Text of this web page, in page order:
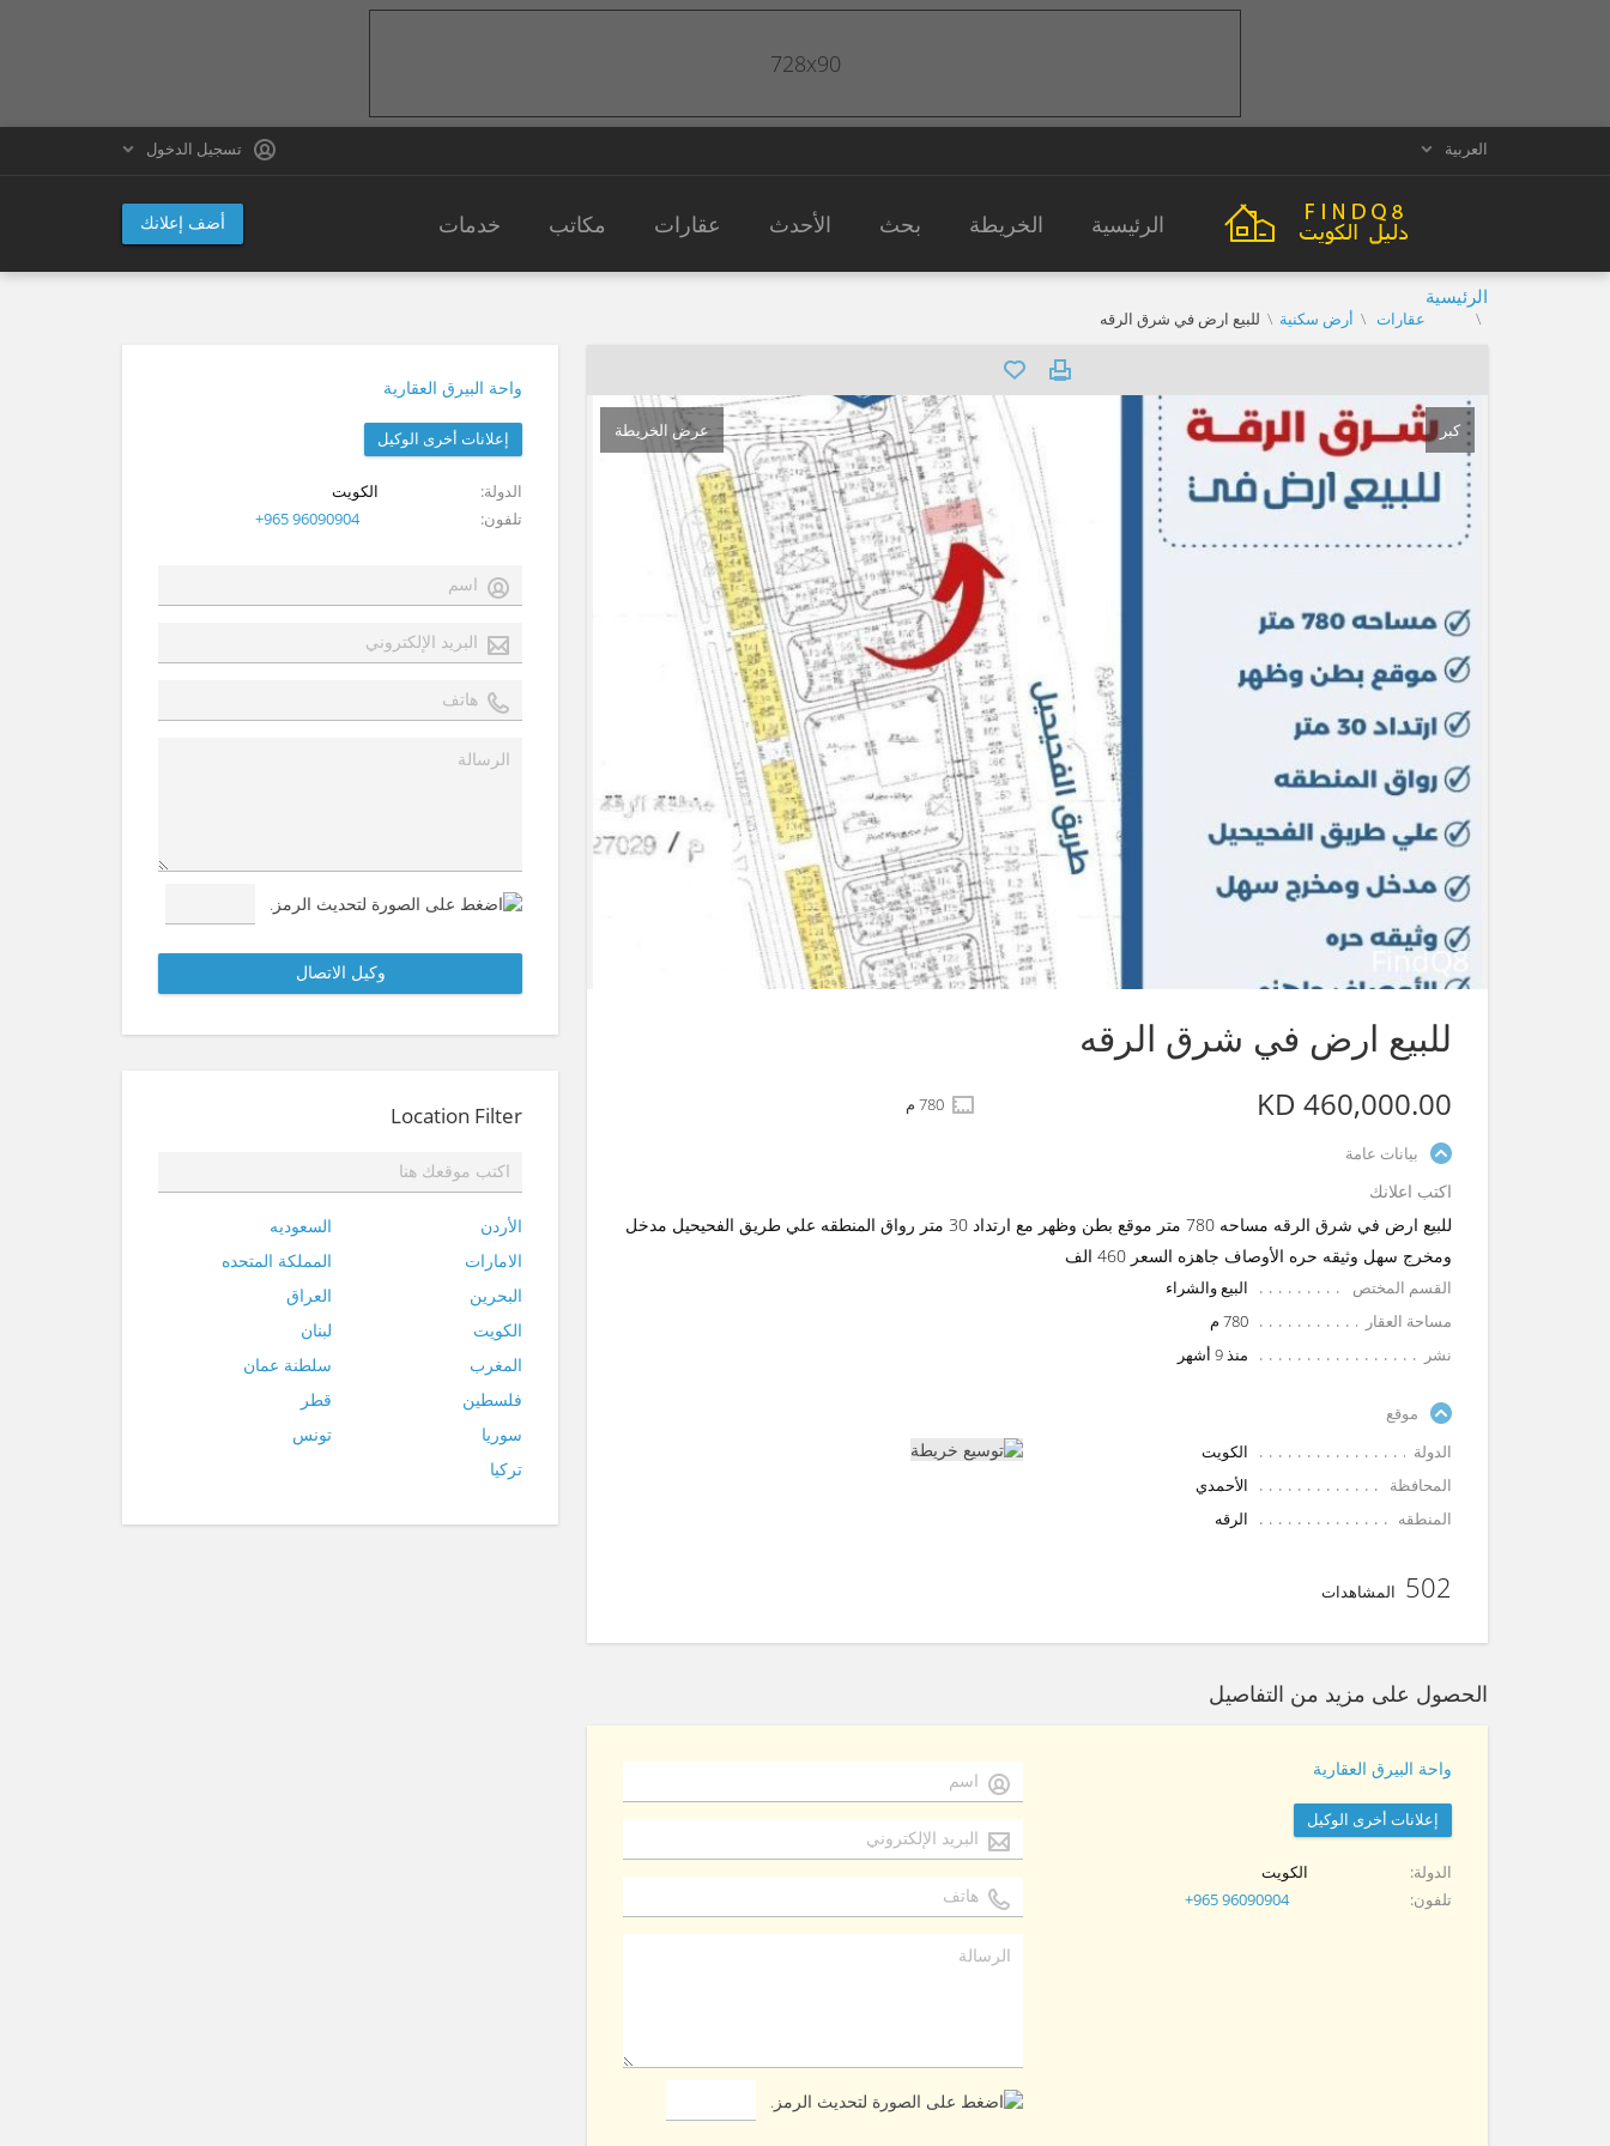
العربية تسجيل الدخول
أضف إعلانك الرئيسية الخريطة بحث الأحدث عقارات مكاتب خدمات
الرئيسية
عقارات أرض سكنية للبيع ارض في شرق الرقه
واحة البيرق العقارية
إعلانات أخرى الوكيل
الدولة
الكويت
تلفون
+965 96090904
Location Filter
الأردن
السعوديه
الامارات
المملكة المتحده
البحرين
العراق
الكويت
لبنان
المغرب
سلطنة عمان
فلسطين
قطر
سوريا
تونس
تركيا
كبر عرض الخريطة
للبيع ارض في شرق الرقه
KD 460,000.00 780 م
بيانات عامة
اكتب اعلانك
للبيع ارض في شرق الرقه مساحه 780 متر موقع بطن وظهر مع ارتداد 30 متر رواق المنطقه علي طريق الفحيحيل مدخل
ومخرج سهل وثيقه حره الأوصاف جاهزه السعر 460 الف
القسم المختص
البيع والشراء
مساحة العقار
780 م
نشر
منذ 9 أشهر
موقع
الدولة
الكويت
المحافظة
الأحمدي
المنطقه
الرقه
502 المشاهدات
الحصول على مزيد من التفاصيل
واحة البيرق العقارية
إعلانات أخرى الوكيل
الدولة
الكويت
تلفون
+965 96090904
728x90